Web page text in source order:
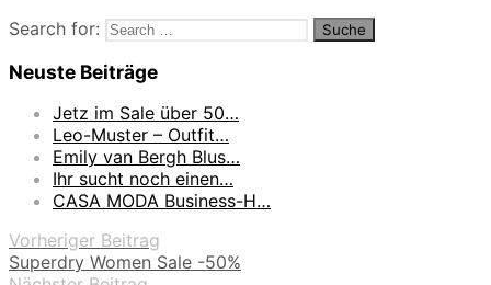
Search for:
Neuste Beiträge
Jetz im Sale über 50…
Leo-Muster – Outfit…
Emily van Bergh Blus…
Ihr sucht noch einen…
CASA MODA Business-H…
Vorheriger Beitrag
Superdry Women Sale -50%